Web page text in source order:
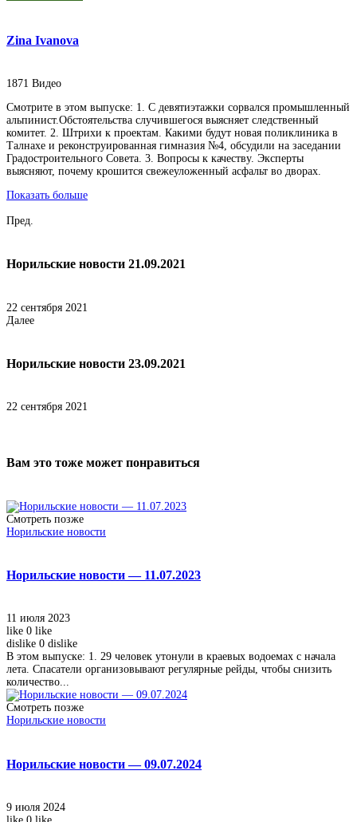
Zina Ivanova
1871 Видео
Смотрите в этом выпуске: 1. С девятиэтажки сорвался промышленный
альпинист.Обстоятельства случившегося выясняет следственный
комитет. 2. Штрихи к проектам. Какими будут новая поликлиника в
Талнахе и реконструированная гимназия №4, обсудили на заседании
Градостроительного Совета. 3. Вопросы к качеству. Эксперты
выясняют, почему крошится свежеуложенный асфальт во дворах.
Показать больше
Пред.
Норильские новости 21.09.2021
22 сентября 2021
Далее
Норильские новости 23.09.2021
22 сентября 2021
Вам это тоже может понравиться
Смотреть позже
Норильские новости
Норильские новости — 11.07.2023
11 июля 2023
like 0 like
dislike 0 dislike
В этом выпуске: 1. 29 человек утонули в краевых водоемах с начала
лета. Спасатели организовывают регулярные рейды, чтобы снизить
количество...
Смотреть позже
Норильские новости
Норильские новости — 09.07.2024
9 июля 2024